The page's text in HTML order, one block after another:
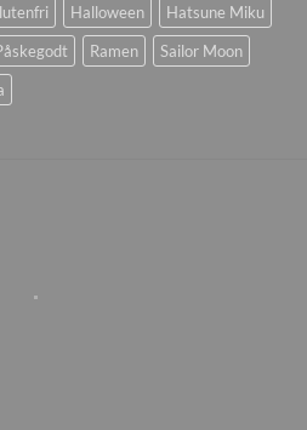
Halloween
Hatsune Miku
Ramen
Sailor Moon